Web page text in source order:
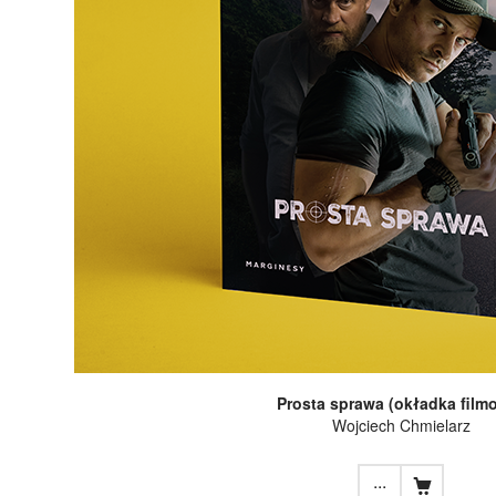
Prosta sprawa (okładka
Wojciech Chmielarz
...